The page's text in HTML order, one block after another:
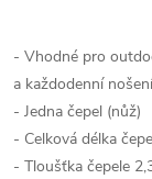
- Vhodné pro
a každodenní nošení
- Jedna čepel (nůž)
- Celková délka
- Tloušťka čepele